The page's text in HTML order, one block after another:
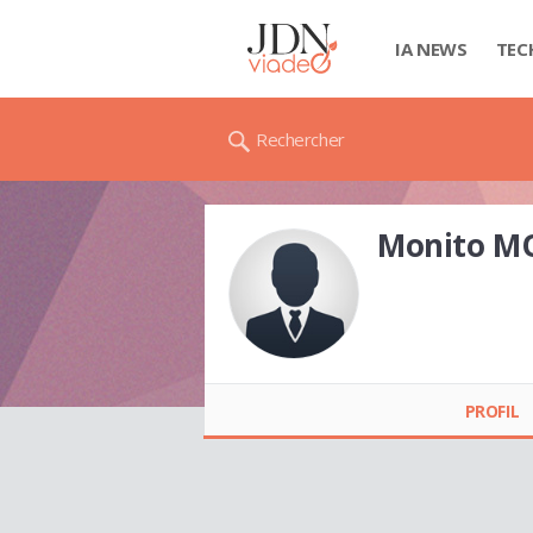
IA NEWS
Rechercher
Monito
PROFIL